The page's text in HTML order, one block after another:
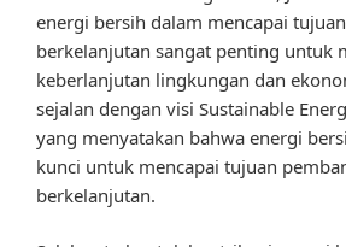
energi bersih dalam mencapai
berkelanjutan sangat penting untuk
keberlanjutan lingkungan dan
sejalan dengan visi Sustainable
yang menyatakan bahwa energi
kunci untuk mencapai tujuan
berkelanjutan.